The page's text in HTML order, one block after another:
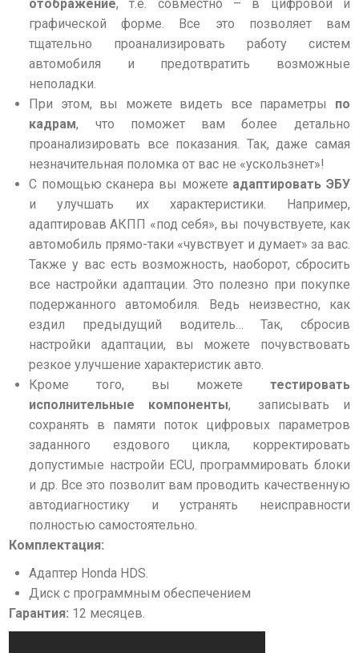
отображение,т.е. совместно – в цифровой и
графической форме. Все это позволяет вам
тщательно проанализировать работу систем
автомобиля и предотвратить возможные
неполадки.
При этом, вы можете видеть все параметры по
кадрам, что поможет вам более детально
проанализировать все показания. Так, даже самая
незначительная поломка от вас не «ускользнет»!
С помощью сканера вы можете адаптировать ЭБУ
и улучшать их характеристики. Например,
адаптировав АКПП «под себя», вы почувствуете, как
автомобиль прямо-таки «чувствует и думает» за вас.
Также у вас есть возможность, наоборот, сбросить
все настройки адаптации. Это полезно при покупке
подержанного автомобиля. Ведь неизвестно, как
ездил предыдущий водитель… Так, сбросив
настройки адаптации, вы можете почувствовать
резкое улучшение характеристик авто.
Кроме того, вы можете тестировать
исполнительные компоненты, записывать и
сохранять в памяти поток цифровых параметров
заданного ездового цикла, корректировать
допустимые настройи ECU, программировать блоки
и др. Все это позволит вам проводить качественную
автодиагностику и устранять неисправности
полностью самостоятельно.
Комплектация:
Адаптер Honda HDS.
Диск с программным обеспечением
Гарантия: 12 месяцев.